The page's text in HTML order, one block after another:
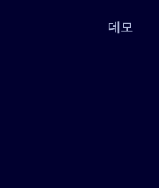
데모